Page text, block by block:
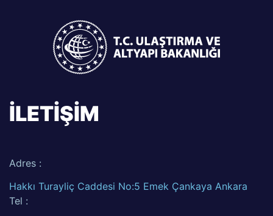
İLETİŞİM
Adres :
Hakkı Turayliç Caddesi No:5 Emek Çankaya Ankara
Tel :